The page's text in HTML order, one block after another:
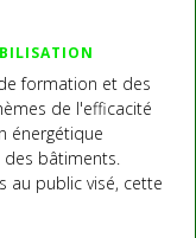
formation et des
de l'efficacité
énergétique
bâtiments.
au public visé, cette